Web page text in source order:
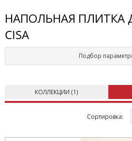
НАПОЛЬНАЯ ПЛИТКА
CISA
Подбор
КОЛЛЕКЦИИ (1)
Cортировка: